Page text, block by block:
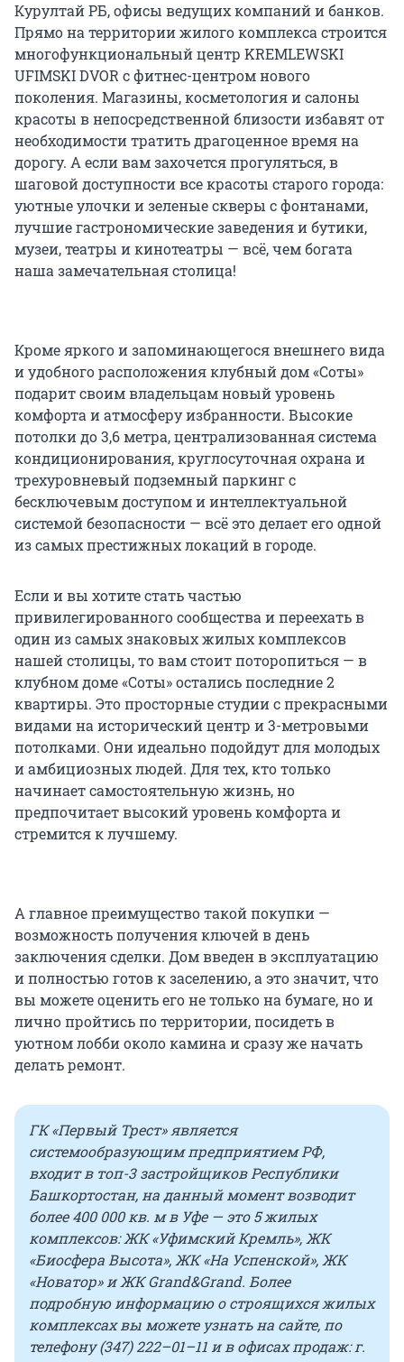
Курултай РБ, офисы ведущих компаний и банков.
Прямо на территории жилого комплекса строится
многофункциональный центр KREMLEWSKI
UFIMSKI DVOR с фитнес-центром нового
поколения. Магазины, косметология и салоны
красоты в непосредственной близости избавят от
необходимости тратить драгоценное время на
дорогу. А если вам захочется прогуляться, в
шаговой доступности все красоты старого города:
уютные улочки и зеленые скверы с фонтанами,
лучшие гастрономические заведения и бутики,
музеи, театры и кинотеатры — всё, чем богата
наша замечательная столица!
Кроме яркого и запоминающегося внешнего вида
и удобного расположения клубный дом «Соты»
подарит своим владельцам новый уровень
комфорта и атмосферу избранности. Высокие
потолки до 3,6 метра, централизованная система
кондиционирования, круглосуточная охрана и
трехуровневый подземный паркинг с
бесключевым доступом и интеллектуальной
системой безопасности — всё это делает его одной
из самых престижных локаций в городе.
Если и вы хотите стать частью
привилегированного сообщества и переехать в
один из самых знаковых жилых комплексов
нашей столицы, то вам стоит поторопиться — в
клубном доме «Соты» остались последние 2
квартиры. Это просторные студии с прекрасными
видами на исторический центр и 3-метровыми
потолками. Они идеально подойдут для молодых
и амбициозных людей. Для тех, кто только
начинает самостоятельную жизнь, но
предпочитает высокий уровень комфорта и
стремится к лучшему.
А главное преимущество такой покупки —
возможность получения ключей в день
заключения сделки. Дом введен в эксплуатацию
и полностью готов к заселению, а это значит, что
вы можете оценить его не только на бумаге, но и
лично пройтись по территории, посидеть в
уютном лобби около камина и сразу же начать
делать ремонт.
ГК «Первый Трест» является
системообразующим предприятием РФ,
входит в топ-3 застройщиков Республики
Башкортостан, на данный момент возводит
более 400 000 кв. м в Уфе — это 5 жилых
комплексов: ЖК «Уфимский Кремль», ЖК
«Биосфера Высота», ЖК «На Успенской», ЖК
«Новатор» и ЖК Grand&Grand. Более
подробную информацию о строящихся жилых
комплексах вы можете узнатьна сайте, по
телефону (347) 222–01–11 и в офисах продаж: г.